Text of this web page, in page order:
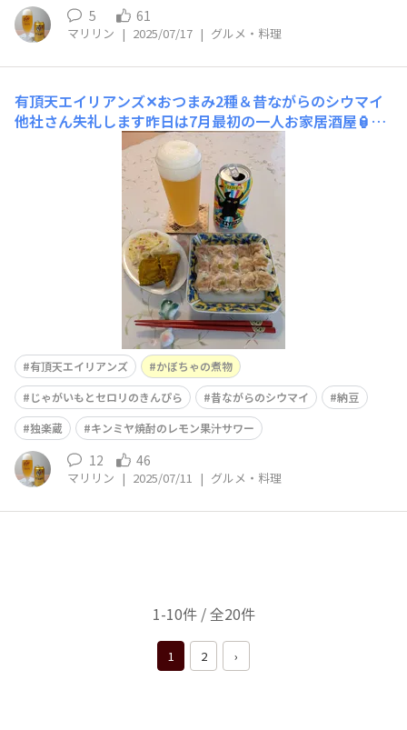
5 61
マリリン | 2025/07/17 | グルメ・料理
有頂天エイリアンズ✕おつまみ2種＆昔ながらのシウマイ
他社さん失礼します昨日は7月最初の一人お家居酒屋🏮有
頂天エイリアンズで乾杯🍻作る気力が全くなく、あるもの
＆消費期限が切れたので早く食べなきゃ💦な崎陽軒さんの
昔ながらのシウマイ(真空パック)になりました (^o^;かぼ
ちゃの煮物、じゃがいもとセロリのきんぴら、昔ながらの
シウマイ、そして納豆とともに美味
有頂天エイリアンズ
かぼちゃの煮物
じゃがいもとセロリのきんぴら
昔ながらのシウマイ
納豆
独楽蔵
キンミヤ焼酎のレモン果汁サワー
12 46
マリリン | 2025/07/11 | グルメ・料理
1-10件 / 全20件
1 2 ›